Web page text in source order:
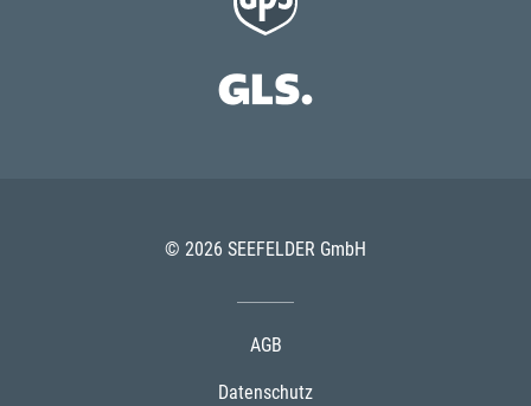
© 2026 SEEFELDER GmbH
AGB
Datenschutz